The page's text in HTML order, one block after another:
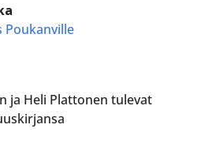
Poukanville
ja Heli Plattonen tulevat